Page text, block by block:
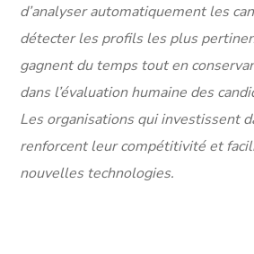
d’analyser automatiquement les
détecter les profils les plus
gagnent du temps tout en
dans l’évaluation humaine des
Les organisations qui investissent
renforcent leur compétitivité et
nouvelles technologies.